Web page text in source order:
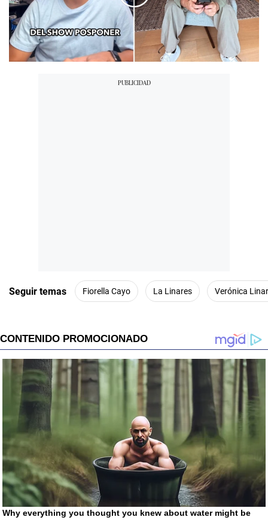
00:00/ 03:43
Seguir temas Fiorella Cayo La Linares Verónica